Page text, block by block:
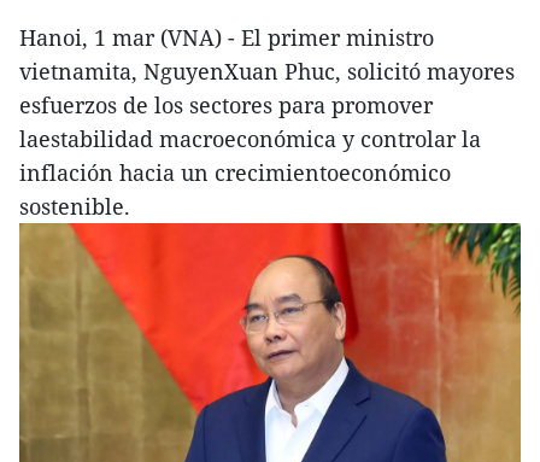
Hanoi, 1 mar (VNA) - El primer ministro
vietnamita, NguyenXuan Phuc, solicitó mayores
esfuerzos de los sectores para promover
laestabilidad macroeconómica y controlar la
inflación hacia un crecimientoeconómico
sostenible.